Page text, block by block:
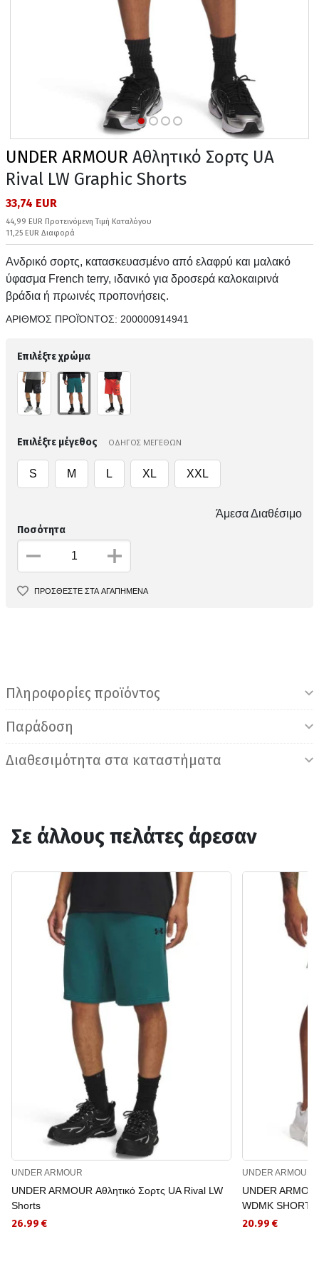
UNDER ARMOUR Αθλητικό Σορτς UA
Rival LW Graphic Shorts
33,74 EUR
44,99 EUR Προτεινόμενη Τιμή Καταλόγου
11,25 EUR Διαφορά
Ανδρικό σορτς, κατασκευασμένο από ελαφρύ και μαλακό
ύφασμα French terry, ιδανικό για δροσερά καλοκαιρινά
βράδια ή πρωινές προπονήσεις.
ΑΡΙΘΜΌΣ ΠΡΟΪΌΝΤΟΣ: 200000914941
Επιλέξτε χρώμα
Επιλέξτε μέγεθος ΟΔΗΓΟΣ ΜΕΓΕΘΩΝ
S M L XL XXL
Άμεσα Διαθέσιμο
Ποσότητα
ΠΡΟΣΘΕΣΤΕ ΣΤΑ ΑΓΑΠΗΜΕΝΑ
Πληροφορίες προϊόντος
Παράδοση
Διαθεσιμότητα στα καταστήματα
Σε άλλους πελάτες άρεσαν
UNDER ARMOUR
UNDER ARMOUR Αθλητικό Σορτς UA Rival LW
Shorts
26.99 €
UNDER ARMOUR
UNDER
WDMK SHORTS
20.99 €